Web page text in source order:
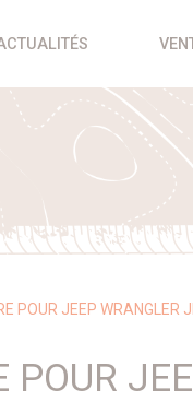
POUR JEEP WRANGLER
POUR